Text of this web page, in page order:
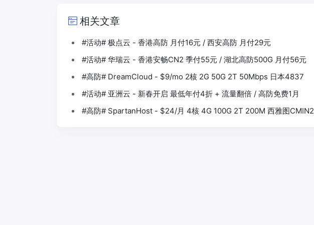
相关文章
#活动# 极点云 - 香港高防 月付16元 / 西安高防 月付29元
#活动# 华瑞云 - 香港安畅CN2 季付55元 / 湖北高防500G 月付56元
#高防# DreamCloud - $9/mo 2核 2G 50G 2T 50Mbps 日本4837
#活动# 亚洲云 - 新春开启 最低年付4折 + 流量翻倍 / 高防免费1月
#高防# SpartanHost - $24/月 4核 4G 100G 2T 200M 西雅图CMIN2